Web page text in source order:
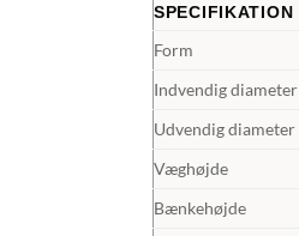
SPECIFIKATION
Form
Indvendig diameter
Udvendig diameter
Væghøjde
Bænkehøjde